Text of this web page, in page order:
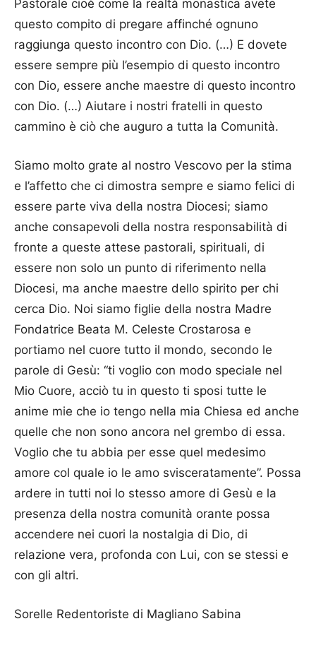
Pastorale cioè come la realtà monastica avete
questo compito di pregare affinché ognuno
raggiunga questo incontro con Dio. (…) E dovete
essere sempre più l’esempio di questo incontro
con Dio, essere anche maestre di questo incontro
con Dio. (…) Aiutare i nostri fratelli in questo
cammino è ciò che auguro a tutta la Comunità.
Siamo molto grate al nostro Vescovo per la stima
e l’affetto che ci dimostra sempre e siamo felici di
essere parte viva della nostra Diocesi; siamo
anche consapevoli della nostra responsabilità di
fronte a queste attese pastorali, spirituali, di
essere non solo un punto di riferimento nella
Diocesi, ma anche maestre dello spirito per chi
cerca Dio. Noi siamo figlie della nostra Madre
Fondatrice Beata M. Celeste Crostarosa e
portiamo nel cuore tutto il mondo, secondo le
parole di Gesù: “ti voglio con modo speciale nel
Mio Cuore, acciò tu in questo ti sposi tutte le
anime mie che io tengo nella mia Chiesa ed anche
quelle che non sono ancora nel grembo di essa.
Voglio che tu abbia per esse quel medesimo
amore col quale io le amo svisceratamente”. Possa
ardere in tutti noi lo stesso amore di Gesù e la
presenza della nostra comunità orante possa
accendere nei cuori la nostalgia di Dio, di
relazione vera, profonda con Lui, con se stessi e
con gli altri.
Sorelle Redentoriste di Magliano Sabina